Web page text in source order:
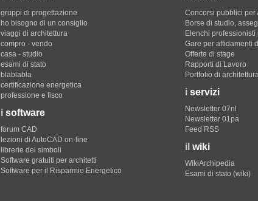
gruppi di progettazione
ho bisogno di un consiglio
viaggi di architettura
compro - vendo
casa - studio
esami di stato
blablabla
certificazione energetica
professione e fisco
i software
forum CAD
lezioni di AutoCAD on-line
librerie dei simboli
Software gratuiti per architetti
Software per il Risparmio Energetico
Concorsi pubblici per
Borse di studio,
Elenchi
Gare per affidamenti
Offerte di stage
Rapporti di Lavoro
Portfolio di
i servizi
Newsletter 07nl
Newsletter 01pa
Feed RSS
il wiki
WikiArchipedia
Esami di stato (wiki)